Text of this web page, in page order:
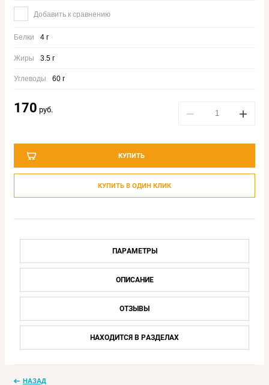
Добавить к сравнению
Белки 4 г
Жиры 3.5 г
Углеводы 60 г
170 руб. − +
КУПИТЬ
КУПИТЬ В ОДИН КЛИК
ПАРАМЕТРЫ
ОПИСАНИЕ
ОТЗЫВЫ
НАХОДИТСЯ В РАЗДЕЛАХ
НАЗАД